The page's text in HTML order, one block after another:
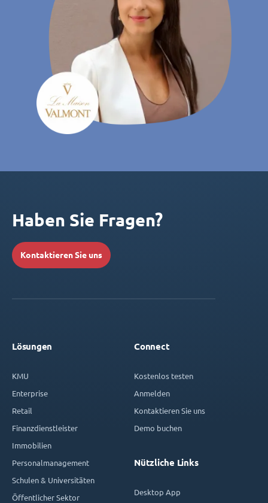
Haben Sie Fragen?
Kontaktieren Sie uns
Lösungen
KMU
Enterprise
Retail
Finanzdienstleister
Immobilien
Personalmanagement
Schulen & Universitäten
Öffentlicher Sektor
Connect
Kostenlos testen
Anmelden
Kontaktieren Sie uns
Demo buchen
Nützliche Links
Desktop App